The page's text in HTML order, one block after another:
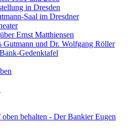
in Dresden
Saal im Dresdner
Ernst Matthiensen
Gutmann und Dr. Wolfgang Röller
Gedenktafel
behalten - Der Bankier Eugen